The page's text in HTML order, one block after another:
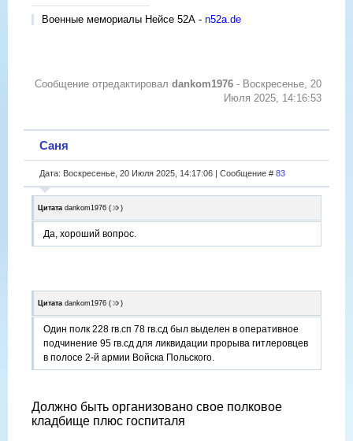
Военные мемориалы Нейсе 52А - n52a.de
Сообщение отредактировал dankom1976 - Воскресенье, 20
Июля 2025, 14:16:53
Саня
Дата: Воскресенье, 20 Июля 2025, 14:17:06 | Сообщение # 83
Цитата dankom1976 ( )
Да, хороший вопрос.
Цитата dankom1976 ( )
Один полк 228 гв.сп 78 гв.сд был выделен в оперативное
подчинение 95 гв.сд для ликвидации прорыва гитлеровцев
в полосе 2-й армии Войска Польского.
Должно быть организовано свое полковое
кладбище плюс госпиталя